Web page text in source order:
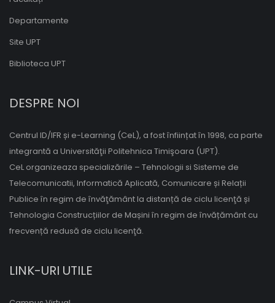
Departamente
Site UPT
Biblioteca UPT
DESPRE NOI
Centrul ID/IFR și e-Learning (CeL), a fost înființat în 1998, ca parte
integrantă a Universităţii Politehnica Timişoara (UPT).
CeL organizeaza specializările – Tehnologii si Sisteme de
Telecomunicatii, Informatică Aplicată, Comunicare și Relații
Publice în regim de învăţământ la distanță de ciclu licenţă și
Tehnologia Construcțiilor de Mașini în regim de învățământ cu
frecvență redusă de ciclu licenţă.
LINK-URI UTILE